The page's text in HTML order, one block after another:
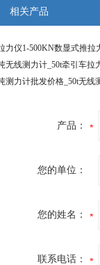
相关产品
产品：
您的单位：
您的姓名：
联系电话：